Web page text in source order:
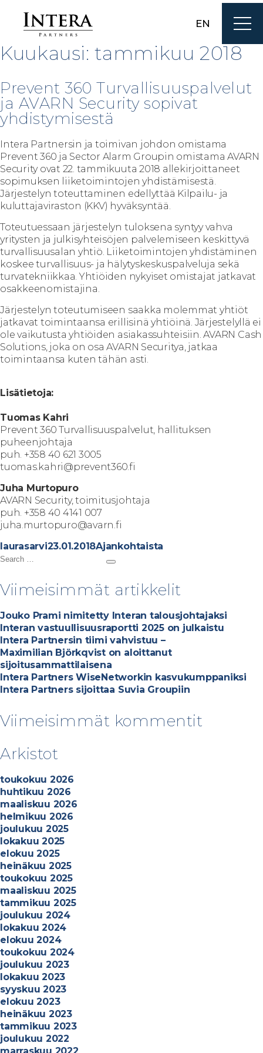
EN
Kuukausi:tammikuu 2018
Prevent 360 Turvallisuuspalvelut
ja AVARN Security sopivat
yhdistymisestä
Intera Partnersin ja toimivan johdon omistama
Prevent 360 ja Sector Alarm Groupin omistama AVARN
Security ovat 22. tammikuuta 2018 allekirjoittaneet
sopimuksen liiketoimintojen yhdistämisestä.
Järjestelyn toteuttaminen edellyttää Kilpailu- ja
kuluttajaviraston (KKV) hyväksyntää.
Toteutuessaan järjestelyn tuloksena syntyy vahva
yritysten ja julkisyhteisöjen palvelemiseen keskittyvä
turvallisuusalan yhtiö. Liiketoimintojen yhdistäminen
koskee turvallisuus- ja hälytyskeskuspalveluja sekä
turvatekniikkaa. Yhtiöiden nykyiset omistajat jatkavat
osakkeenomistajina.
Järjestelyn toteutumiseen saakka molemmat yhtiöt
jatkavat toimintaansa erillisinä yhtiöinä. Järjestelyllä ei
ole vaikutusta yhtiöiden asiakassuhteisiin. AVARN Cash
Solutions, joka on osa AVARN Securitya, jatkaa
toimintaansa kuten tähän asti.
Lisätietoja:
Tuomas Kahri
Prevent 360 Turvallisuuspalvelut, hallituksen
puheenjohtaja
puh. +358 40 621 3005
tuomas.kahri@prevent360.fi
Juha Murtopuro
AVARN Security, toimitusjohtaja
puh. +358 40 4141 007
juha.murtopuro@avarn.fi
A
u
h
o
laurasarviP
t
e
o
n
23.01.2018C
e
g
r
i
e
s
Ajankohtaista
S
a
r
h
f
o
r
:
S
h
Viimeisimmät artikkelit
Jouko Prami nimitetty Interan talousjohtajaksi
Interan vastuullisuusraportti 2025 on julkaistu
Intera Partnersin tiimi vahvistuu –
Maximilian Björkqvist on aloittanut
sijoitusammattilaisena
Intera Partners WiseNetworkin kasvukumppaniksi
Intera Partners sijoittaa Suvia Groupiin
Viimeisimmät kommentit
Arkistot
toukokuu 2026
huhtikuu 2026
maaliskuu 2026
helmikuu 2026
joulukuu 2025
lokakuu 2025
elokuu 2025
heinäkuu 2025
toukokuu 2025
maaliskuu 2025
tammikuu 2025
joulukuu 2024
lokakuu 2024
elokuu 2024
toukokuu 2024
joulukuu 2023
lokakuu 2023
syyskuu 2023
elokuu 2023
heinäkuu 2023
tammikuu 2023
joulukuu 2022